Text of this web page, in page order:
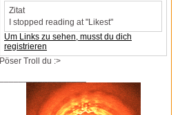
Zitat
I stopped reading at "Likest"
Um Links zu sehen, musst du dich
registrieren
Pöser Troll du :>